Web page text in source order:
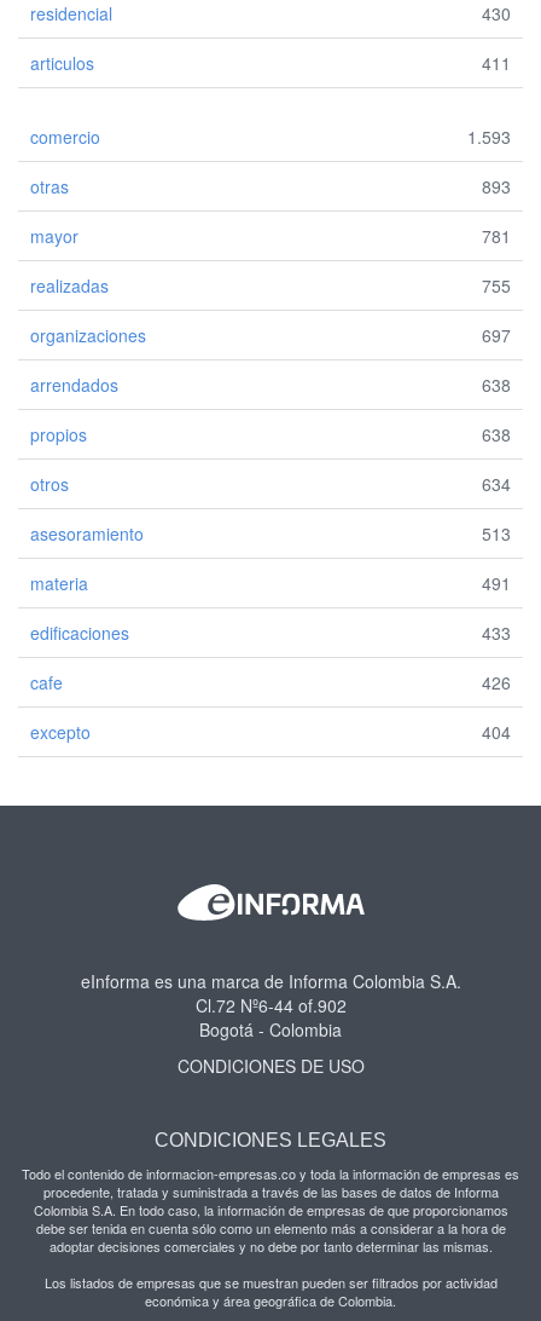
residencial 430
articulos 411
comercio 1.593
otras 893
mayor 781
realizadas 755
organizaciones 697
arrendados 638
propios 638
otros 634
asesoramiento 513
materia 491
edificaciones 433
cafe 426
excepto 404
eInforma es una marca de Informa Colombia S.A.
Cl.72 Nº6-44 of.902
Bogotá - Colombia
CONDICIONES DE USO
CONDICIONES LEGALES
Todo el contenido de informacion-empresas.co y toda la información de empresas es
procedente, tratada y suministrada a través de las bases de datos de Informa
Colombia S.A. En todo caso, la información de empresas de que proporcionamos
debe ser tenida en cuenta sólo como un elemento más a considerar a la hora de
adoptar decisiones comerciales y no debe por tanto determinar las mismas.
Los listados de empresas que se muestran pueden ser filtrados por actividad
económica y área geográfica de Colombia.